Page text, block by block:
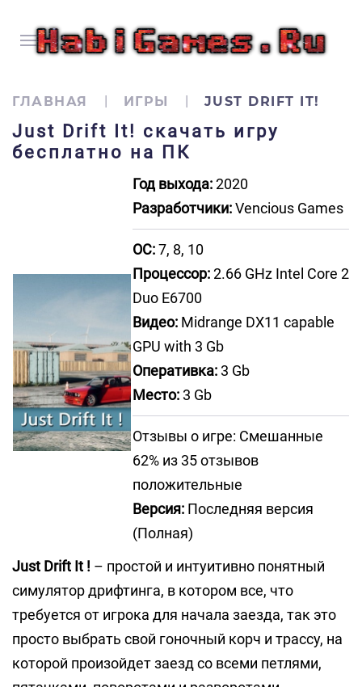
ГЛАВНАЯ ИГРЫ JUST DRIFT IT!
Just Drift It! скачать игру
бесплатно на ПК
Год выхода:2020
Разработчики:Vencious Games
ОС:7, 8, 10
Процессор:2.66 GHz Intel Core 2
Duo E6700
Видео: Midrange DX11 capable
GPU with 3 Gb
Оперативка: 3 Gb
Место: 3 Gb
Отзывы о игре: Смешанные
62% из 35 отзывов
положительные
Версия: Последняя версия
(Полная)
Just Drift It ! – простой и интуитивно понятный
симулятор дрифтинга, в котором все, что
требуется от игрока для начала заезда, так это
просто выбрать свой гоночный корч и трассу, на
которой произойдет заезд со всеми петлями,